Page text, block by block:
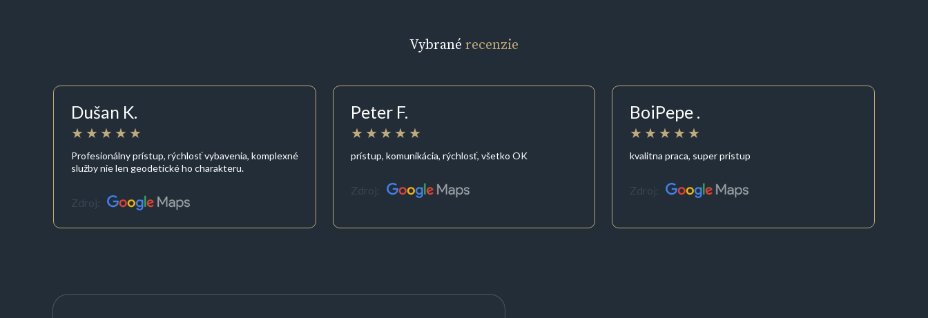
Vybrané recenzie
Dušan K.
Profesionálny prístup, rýchlosť vybavenia, komplexné
služby nie len geodetické ho charakteru.
Zdroj:
Peter F.
prístup, komunikácia, rýchlosť, všetko OK
Zdroj:
BoiPepe .
kvalitna praca, super pristup
Zdroj: